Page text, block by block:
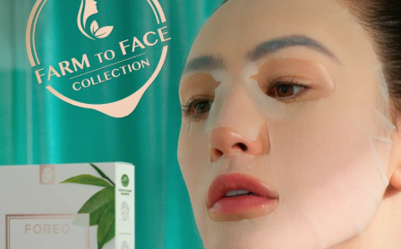
Войти
Профиль пользователя
Мои приборы
Мои заказы
Мои подписки
НОВИНКА
FAQ™ Pure Beauty-Tech Elixir
BREAKING NEWS
issa™ Teeth Whitening Set
Язык
English Deutsch
Español
Italiano
Português
Svenska
Русский
Türkçe
简体中文 繁體中文